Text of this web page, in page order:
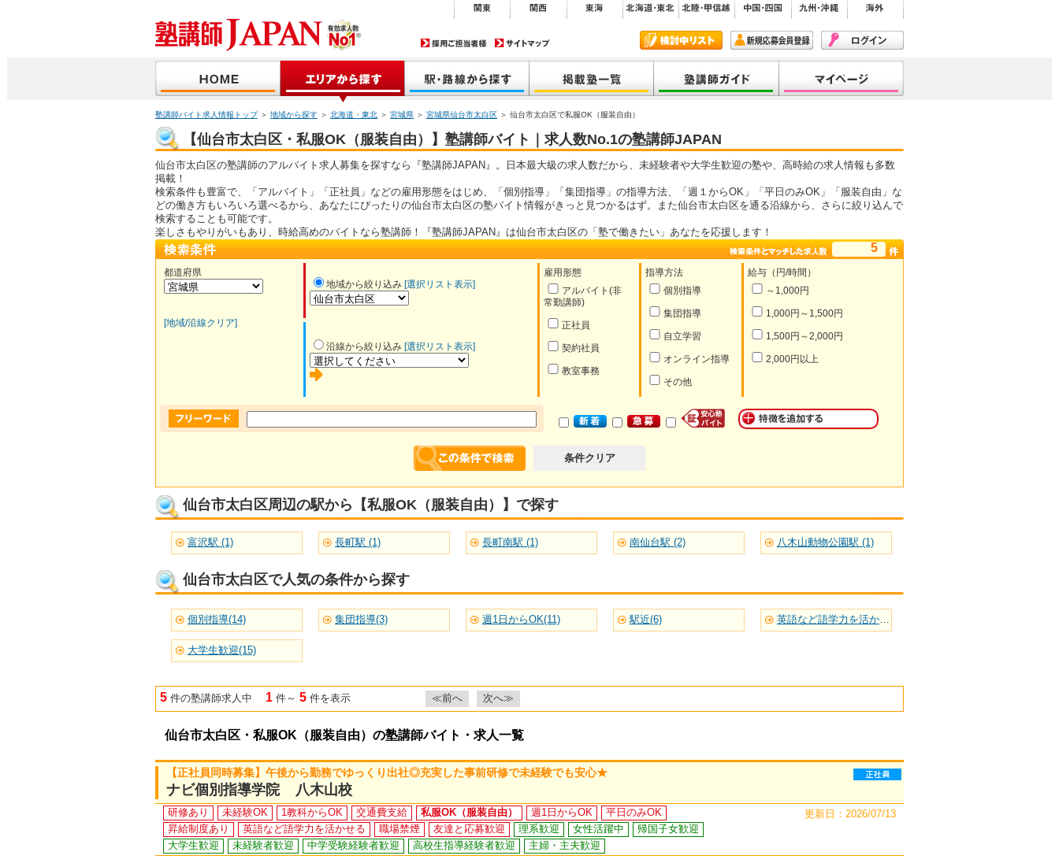
塾講師バイト求人情報トップ＞ 地域から探す ＞ 北海道・東北 ＞ 宮城県 ＞ 宮城県仙台市太白区 ＞ 仙台市太白区で私服OK（服装自由）
【仙台市太白区・私服OK（服装自由）】塾講師バイト｜求人数No.1の塾講師JAPAN
仙台市太白区の塾講師のアルバイト求人募集を探すなら『塾講師JAPAN』。日本最大級の求人数だから、未経験者や大学生歓迎の塾や、高時給の求人情報も多数
掲載！
検索条件も豊富で、「アルバイト」「正社員」などの雇用形態をはじめ、「個別指導」「集団指導」の指導方法、「週１からOK」「平日のみOK」「服装自由」な
どの働き方もいろいろ選べるから、あなたにぴったりの仙台市太白区の塾バイト情報がきっと見つかるはず。また仙台市太白区を通る沿線から、さらに絞り込んで
検索することも可能です。
楽しさもやりがいもあり、時給高めのバイトなら塾講師！『塾講師JAPAN』は仙台市太白区の「塾で働きたい」あなたを応援します！
5
都道府県
[地域/沿線クリア]
地域から絞り込み [選択リスト表示]
雇用形態
アルバイト(非
常勤講師)
正社員
契約社員
教室事務
指導方法
個別指導
集団指導
自立学習
オンライン指導
その他
給与（円/時間）
～1,000円
1,000円～1,500円
1,500円～2,000円
2,000円以上
沿線から絞り込み [選択リスト表示]
条件クリア
仙台市太白区周辺の駅から【私服OK（服装自由）】で探す
富沢駅 (1) 長町駅 (1) 長町南駅 (1) 南仙台駅 (2) 八木山動物公園駅 (1)
仙台市太白区で人気の条件から探す
個別指導(14) 集団指導(3) 週1日からOK(11) 駅近(6) 英語など語学力を活かせる(8)
大学生歓迎(15)
5 件の塾講師求人中 1 件～ 5 件を表示 ≪前へ 次へ≫
仙台市太白区・私服OK（服装自由）の塾講師バイト・求人一覧
【正社員同時募集】午後から勤務でゆっくり出社◎充実した事前研修で未経験でも安心★
ナビ個別指導学院 八木山校
研修あり 未経験OK 1教科からOK 交通費支給 私服OK（服装自由） 週1日からOK
平日のみOK
昇給制度あり
英語など語学力を活かせる 職場禁煙 友達と応募歓迎 理系歓迎 女性活躍中
帰国子女歓迎
大学生歓迎
未経験者歓迎 中学受験経験者歓迎 高校生指導経験者歓迎 主婦・主夫歓迎
更新日：2026/07/13